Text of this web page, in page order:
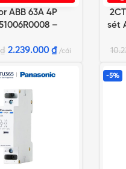
HÀNG
ABB 63A 4P
–
₫ 2.239.000 ₫ cái
sét
-5%